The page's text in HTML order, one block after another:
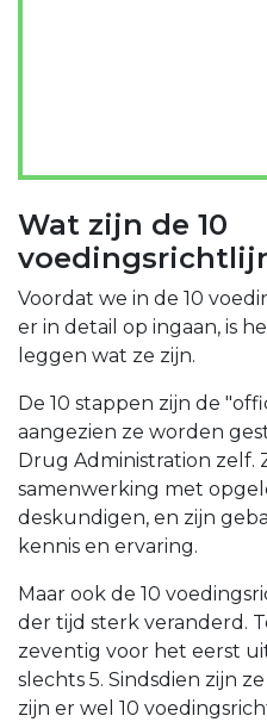
Wat zijn de 10
Voordat we in de 10
er in detail op ingaan, is
leggen wat ze zijn.
De 10 stappen zijn de
aangezien ze worden
Drug Administration zelf.
samenwerking met
deskundigen, en zijn
kennis en ervaring.
Maar ook de 10
der tijd sterk veranderd.
zeventig voor het eerst
slechts 5. Sindsdien zijn
zijn er wel 10